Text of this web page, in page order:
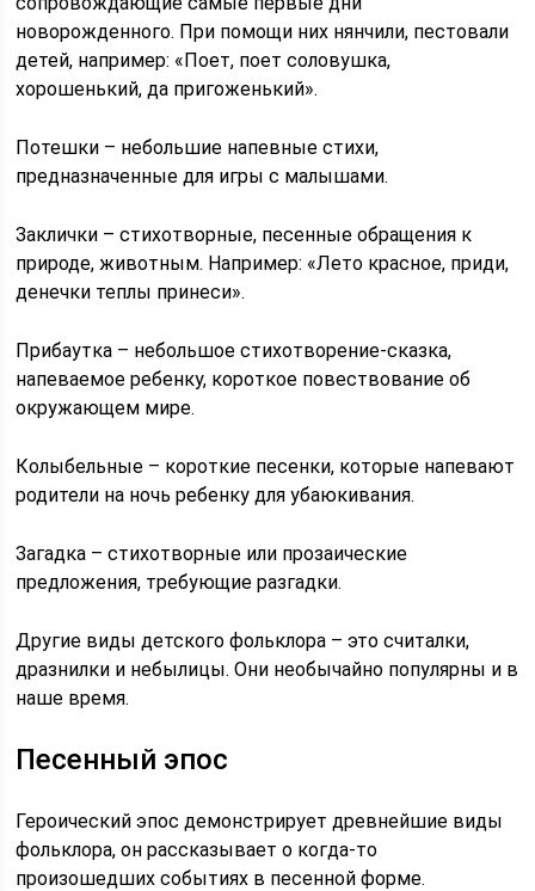
новорожденного. При помощи них нянчили, пестовали
детей, например: «Поет, поет соловушка,
хорошенький, да пригоженький».
Потешки – небольшие напевные стихи,
предназначенные для игры с малышами.
Заклички – стихотворные, песенные обращения к
природе, животным. Например: «Лето красное, приди,
денечки теплы принеси».
Прибаутка – небольшое стихотворение-сказка,
напеваемое ребенку, короткое повествование об
окружающем мире.
Колыбельные – короткие песенки, которые напевают
родители на ночь ребенку для убаюкивания.
Загадка – стихотворные или прозаические
предложения, требующие разгадки.
Другие виды детского фольклора – это считалки,
дразнилки и небылицы. Они необычайно популярны и в
наше время.
Песенный эпос
Героический эпос демонстрирует древнейшие виды
фольклора, он рассказывает о когда-то
произошедших событиях в песенной форме.